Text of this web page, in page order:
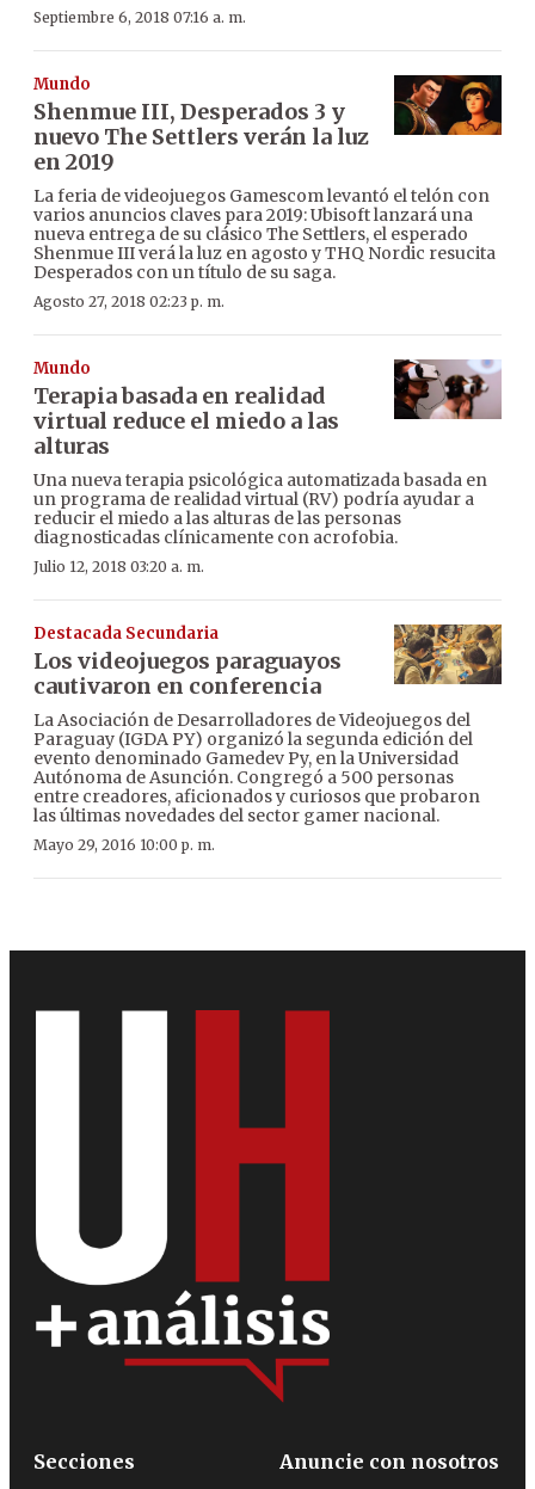
Septiembre 6, 2018 07:16 a. m.
Mundo
Shenmue III, Desperados 3 y
nuevo The Settlers verán la luz
en 2019
La feria de videojuegos Gamescom levantó el telón con
varios anuncios claves para 2019: Ubisoft lanzará una
nueva entrega de su clásico The Settlers, el esperado
Shenmue III verá la luz en agosto y THQ Nordic resucita
Desperados con un título de su saga.
Agosto 27, 2018 02:23 p. m.
Mundo
Terapia basada en realidad
virtual reduce el miedo a las
alturas
Una nueva terapia psicológica automatizada basada en
un programa de realidad virtual (RV) podría ayudar a
reducir el miedo a las alturas de las personas
diagnosticadas clínicamente con acrofobia.
Julio 12, 2018 03:20 a. m.
Destacada Secundaria
Los videojuegos paraguayos
cautivaron en conferencia
La Asociación de Desarrolladores de Videojuegos del
Paraguay (IGDA PY) organizó la segunda edición del
evento denominado Gamedev Py, en la Universidad
Autónoma de Asunción. Congregó a 500 personas
entre creadores, aficionados y curiosos que probaron
las últimas novedades del sector gamer nacional.
Mayo 29, 2016 10:00 p. m.
Secciones
Anuncie con nosotros